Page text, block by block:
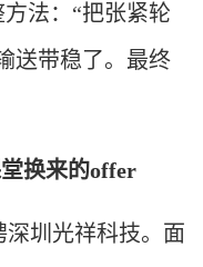
法：“把张紧轮
送带稳了。最终
换来的offer
圳光祥科技。面